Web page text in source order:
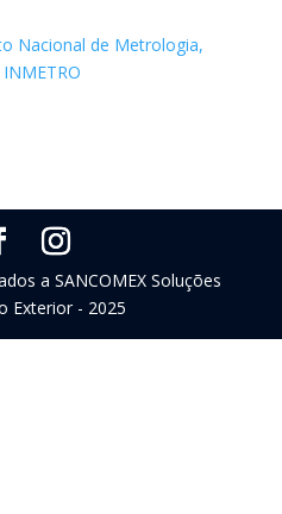
Nacional de Metrologia,
a SANCOMEX Soluções
Exterior - 2025